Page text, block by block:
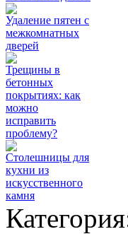
Удаление пятен с
межкомнатных
дверей
Трещины в
бетонных
покрытиях: как
можно
исправить
проблему?
Столешницы для
кухни из
искусственного
камня